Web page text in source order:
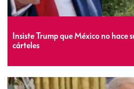
Insiste Trump que México no hace
cárteles